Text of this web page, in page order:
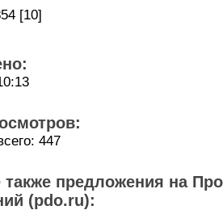
[10]
447
также предложения на
(pdo.ru):